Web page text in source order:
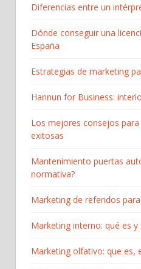
Diferencias entre un
Dónde conseguir una
España
Estrategias de marketing
Hannun for Business:
Los mejores consejos
exitosas
Mantenimiento puertas
normativa?
Marketing de referidos
Marketing interno: qué es
Marketing olfativo: que es,